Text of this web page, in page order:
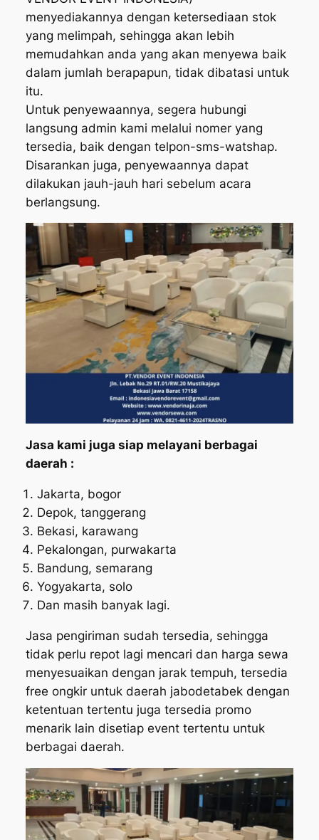
menyediakannya dengan ketersediaan stok
yang melimpah, sehingga akan lebih
memudahkan anda yang akan menyewa baik
dalam jumlah berapapun, tidak dibatasi untuk
itu.
Untuk penyewaannya, segera hubungi
langsung admin kami melalui nomer yang
tersedia, baik dengan telpon-sms-watshap.
Disarankan juga, penyewaannya dapat
dilakukan jauh-jauh hari sebelum acara
berlangsung.
Jasa kami juga siap melayani berbagai
daerah :
Jakarta, bogor
Depok, tanggerang
Bekasi, karawang
Pekalongan, purwakarta
Bandung, semarang
Yogyakarta, solo
Dan masih banyak lagi.
Jasa pengiriman sudah tersedia, sehingga
tidak perlu repot lagi mencari dan harga sewa
menyesuaikan dengan jarak tempuh, tersedia
free ongkir untuk daerah jabodetabek dengan
ketentuan tertentu juga tersedia promo
menarik lain disetiap event tertentu untuk
berbagai daerah.